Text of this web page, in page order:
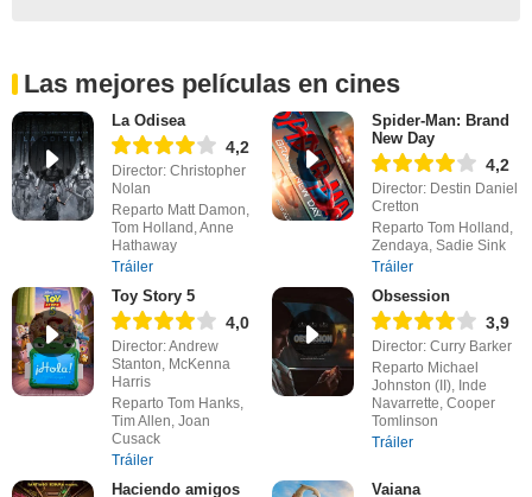
Las mejores películas en cines
La Odisea
4,2
Director: Christopher
Nolan
Reparto Matt Damon,
Tom Holland, Anne
Hathaway
Tráiler
Spider-Man: Brand
New Day
4,2
Director: Destin Daniel
Cretton
Reparto Tom Holland,
Zendaya, Sadie Sink
Tráiler
Toy Story 5
4,0
Director: Andrew
Stanton, McKenna
Harris
Reparto Tom Hanks,
Tim Allen, Joan
Cusack
Tráiler
Obsession
3,9
Director: Curry Barker
Reparto Michael
Johnston (II), Inde
Navarrette, Cooper
Tomlinson
Tráiler
Haciendo amigos Vaiana